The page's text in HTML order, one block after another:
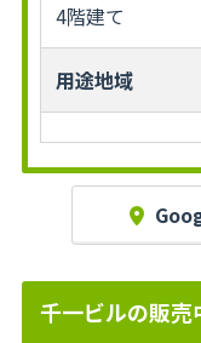
4階建て
用途地域
千一ビルの販売